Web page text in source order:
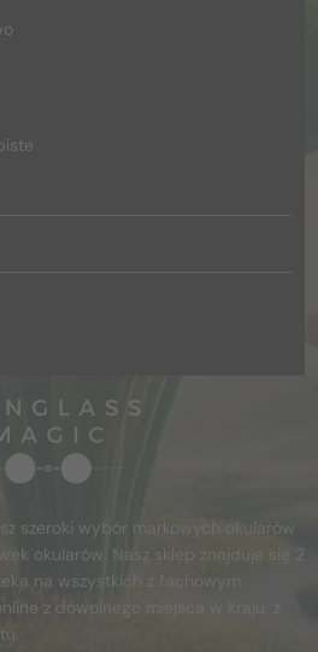
szeroki wybór markowych okularów
okularów. Nasz sklep znajduje się 2
na wszystkich z fachowym
z dowolnego miejsca w kraju, z